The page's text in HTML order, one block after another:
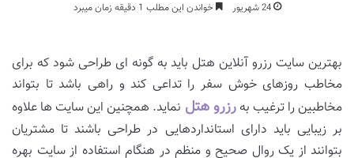
24 شهریور خواندن این مطلب 1 دقیقه زمان میبرد
بهترین سایت رزرو آنلاین هتل باید به گونه ای طراحی شود که برای
مخاطب روزهای خوش سفر را تداعی کند و راهی باشد تا بتواند
مخاطبین را ترغیب بهرزرو هتل نماید. همچنین این سایت ها علاوه
بر زیبایی باید دارای استانداردهایی در طراحی باشند تا مشتریان
بتوانند از یک روال صحیح و منظم در هنگام استفاده از سایت بهره